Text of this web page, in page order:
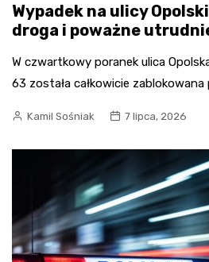
Wypadek na ulicy
droga i poważne
W czwartkowy poranek ulica
63 została całkowicie
Kamil Sośniak 7 lipca, 2026